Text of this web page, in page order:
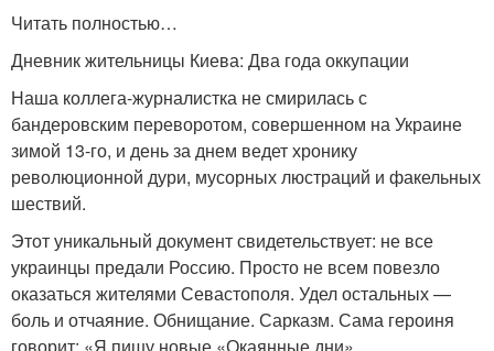
Читать полностью…
Дневник жительницы Киева: Два года оккупации
Наша коллега-журналистка не смирилась с
бандеровским переворотом, совершенном на Украине
зимой 13-го, и день за днем ведет хронику
революционной дури, мусорных люстраций и факельных
шествий.
Этот уникальный документ свидетельствует: не все
украинцы предали Россию. Просто не всем повезло
оказаться жителями Севастополя. Удел остальных —
боль и отчаяние. Обнищание. Сарказм. Сама героиня